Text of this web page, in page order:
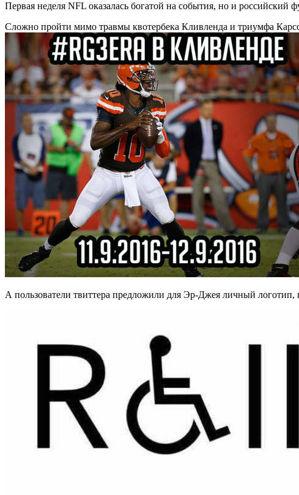
Первая неделя NFL оказалась богатой на события, но и
Сложно пройти мимо травмы квотербека Кливленда и триумфа
А пользователи твиттера предложили для Эр-Джея личный